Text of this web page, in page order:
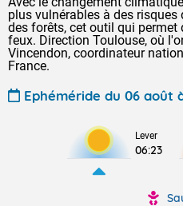
plus vulnérables à des
des forêts, cet outil qui permet
feux. Direction Toulouse, où
Vincendon, coordinateur
France.
Ephéméride du 06 août
Lever
06:23